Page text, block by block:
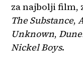
za najbolji film,
The Substance,
Unknown,
Nickel Boys.